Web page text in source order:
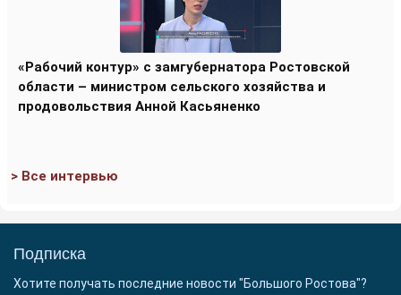
«Рабочий контур» с замгубернатора Ростовской
области – министром сельского хозяйства и
продовольствия Анной Касьяненко
> Все интервью
Подписка
Хотите получать последние новости "Большого Ростова"?